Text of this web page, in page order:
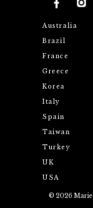
Australia
Brazil
France
Greece
Korea
Italy
Spain
Taiwan
Turkey
UK
USA
© 2026 Marie